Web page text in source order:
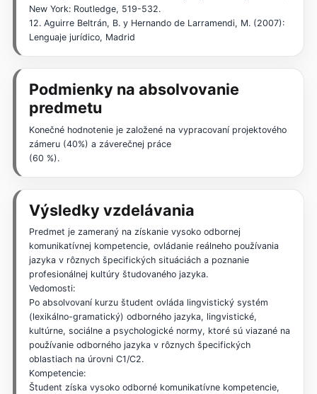
New York: Routledge, 519-532.
12. Aguirre Beltrán, B. y Hernando de Larramendi, M. (2007):
Lenguaje jurídico, Madrid
Podmienky na absolvovanie
predmetu
Konečné hodnotenie je založené na vypracovaní projektového
zámeru (40%) a záverečnej práce
(60 %).
Výsledky vzdelávania
Predmet je zameraný na získanie vysoko odbornej
komunikatívnej kompetencie, ovládanie reálneho používania
jazyka v rôznych špecifických situáciách a poznanie
profesionálnej kultúry študovaného jazyka.
Vedomosti:
Po absolvovaní kurzu študent ovláda lingvistický systém
(lexikálno-gramatický) odborného jazyka, lingvistické,
kultúrne, sociálne a psychologické normy, ktoré sú viazané na
používanie odborného jazyka v rôznych špecifických
oblastiach na úrovni C1/C2.
Kompetencie:
Študent získa vysoko odborné komunikatívne kompetencie,